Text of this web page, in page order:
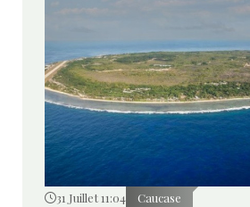
31 Juillet 11:04 Caucase